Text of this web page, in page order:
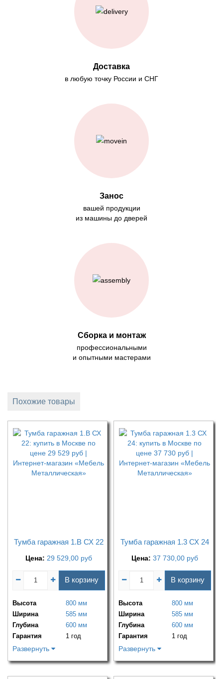
Доставка
в любую точку России и СНГ
Занос
вашей продукции
из машины до дверей
Сборка и монтаж
профессиональными
и опытными мастерами
Похожие товары
Тумба гаражная 1.В СХ 22
Цена: 29 529,00 руб
В корзину
Высота
800 мм
Ширина
585 мм
Глубина
600 мм
Гарантия
1 год
Развернуть
Тумба гаражная 1.3 СХ 24
Цена: 37 730,00 руб
В корзину
Высота
800 мм
Ширина
585 мм
Глубина
600 мм
Гарантия
1 год
Развернуть